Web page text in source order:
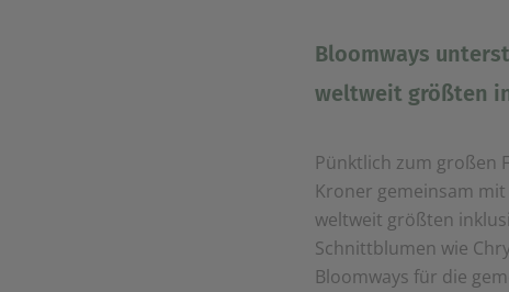
Bloomways
weltweit größten
Pünktlich zum großen
Kroner gemeinsam
weltweit größten
Schnittblumen wie
Bloomways für die